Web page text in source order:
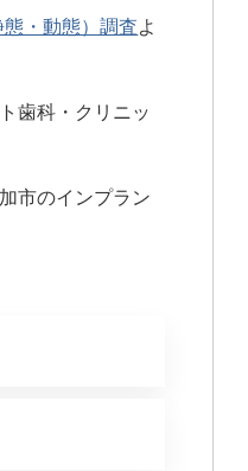
・動態）調査よ
歯科・クリニッ
市のインプラン